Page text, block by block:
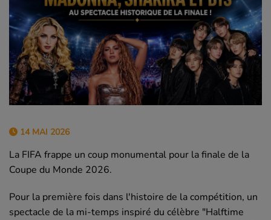
14 MAI 2026
La FIFA frappe un coup monumental pour la finale de la
Coupe du Monde 2026.
Pour la première fois dans l'histoire de la compétition, un
spectacle de la mi-temps inspiré du célèbre "Halftime